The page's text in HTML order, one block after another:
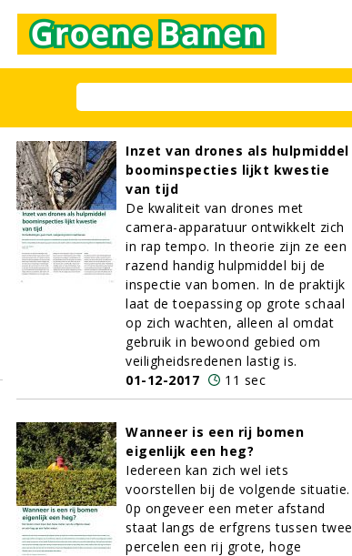
Inzet van drones als hulpmiddel
boominspecties lijkt kwestie
van tijd
De kwaliteit van drones met
camera-apparatuur ontwikkelt zich
in rap tempo. In theorie zijn ze een
razend handig hulpmiddel bij de
inspectie van bomen. In de praktijk
laat de toepassing op grote schaal
op zich wachten, alleen al omdat
gebruik in bewoond gebied om
veiligheidsredenen lastig is.
01-12-2017
11 sec
Wanneer is een rij bomen
eigenlijk een heg?
Iedereen kan zich wel iets
voorstellen bij de volgende situatie.
0p ongeveer een meter afstand
staat langs de erfgrens tussen twee
percelen een rij grote, hoge